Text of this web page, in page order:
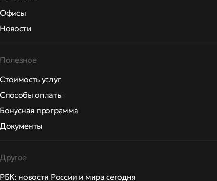
Офисы
Новости
Полезное
Стоимость услуг
Способы оплаты
Бонусная программа
Документы
Другое
РБК: новости России и мира сегодня